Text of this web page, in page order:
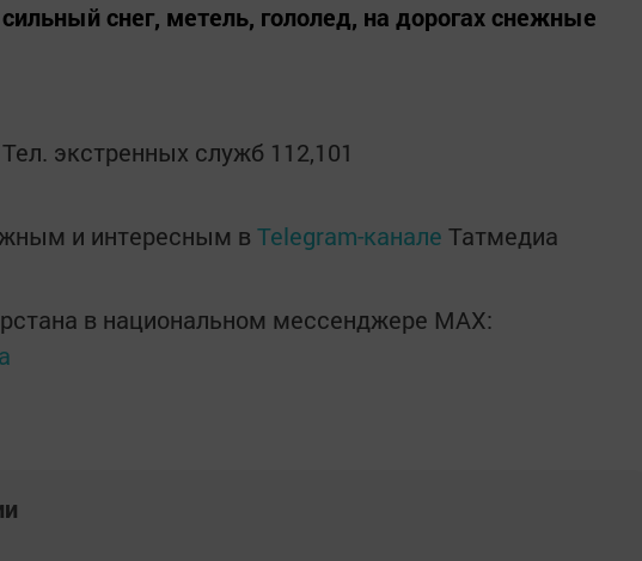
снег, метель, гололед, на дорогах снежные
экстренных служб 112,101
и интересным в Telegram-канале Татмедиа
в национальном мессенджере MАХ: